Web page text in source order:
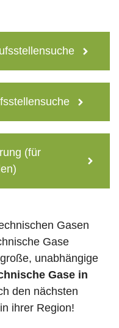
(für
Gasen
Gase
unabhängige
Gase in
den nächsten
ihrer Region!